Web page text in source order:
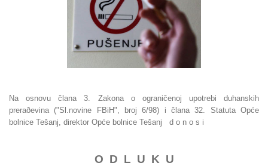
Na osnovu člana 3. Zakona o ograničenoj upotrebi duhanskih
preraðevina ("Sl.novine FBiH", broj 6/98) i člana 32. Statuta Opće
bolnice Tešanj, direktor Opće bolnice Tešanj d o n o s i
O D L U K U